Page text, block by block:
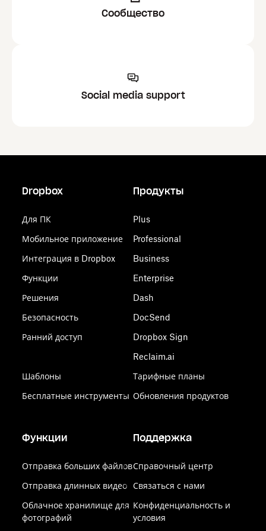
Сообщество
Social media support
Dropbox
Для ПК
Мобильное приложение
Интеграция в Dropbox
Функции
Решения
Безопасность
Ранний доступ
Шаблоны
Бесплатные инструменты
Продукты
Plus
Professional
Business
Enterprise
Dash
DocSend
Dropbox Sign
Reclaim.ai
Тарифные планы
Обновления продуктов
Функции
Отправка больших файлов
Отправка длинных видео
Облачное хранилище для
фотографий
Поддержка
Справочный центр
Связаться с нами
Конфиденциальность и
условия